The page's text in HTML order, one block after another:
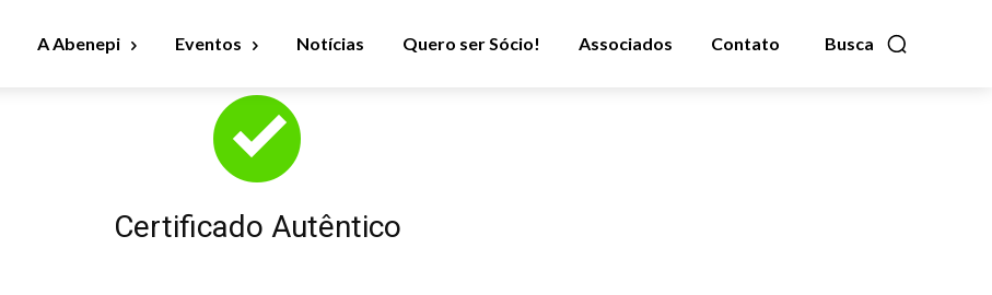
Busca
A Abenepi Eventos Notícias Quero ser Sócio! Associados Contato
Certificado Autêntico